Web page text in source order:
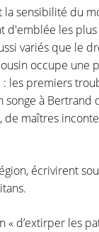
la sensibilité du
d'emblée les plus
variés que le
occupe une
les premiers
à Bertrand
de maîtres
écrivirent
d’extirper les